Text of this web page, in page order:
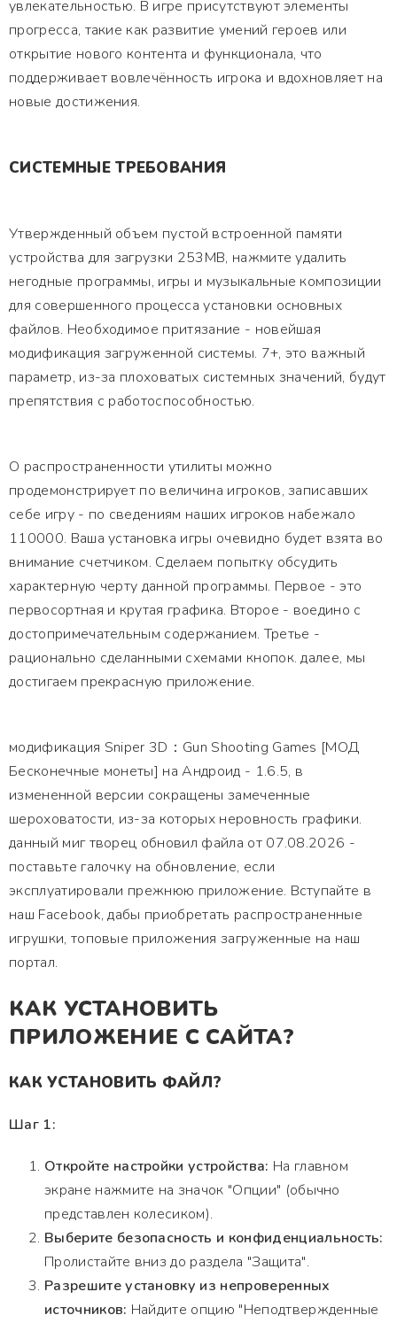
увлекательностью. В игре присутствуют элементы
прогресса, такие как развитие умений героев или
открытие нового контента и функционала, что
поддерживает вовлечённость игрока и вдохновляет на
новые достижения.
СИСТЕМНЫЕ ТРЕБОВАНИЯ
Утвержденный объем пустой встроенной памяти
устройства для загрузки 253MB, нажмите удалить
негодные программы, игры и музыкальные композиции
для совершенного процесса установки основных
файлов. Необходимое притязание - новейшая
модификация загруженной системы. 7+, это важный
параметр, из-за плоховатых системных значений, будут
препятствия с работоспособностью.
О распространенности утилиты можно
продемонстрирует по величина игроков, записавших
себе игру - по сведениям наших игроков набежало
110000. Ваша установка игры очевидно будет взята во
внимание счетчиком. Сделаем попытку обсудить
характерную черту данной программы. Первое - это
первосортная и крутая графика. Второе - воедино с
достопримечательным содержанием. Третье -
рационально сделанными схемами кнопок. далее, мы
достигаем прекрасную приложение.
модификация Sniper 3D：Gun Shooting Games [МОД
Бесконечные монеты] на Андроид - 1.6.5, в
измененной версии сокращены замеченные
шероховатости, из-за которых неровность графики.
данный миг творец обновил файла от 07.08.2026 -
поставьте галочку на обновление, если
эксплуатировали прежнюю приложение. Вступайте в
наш Facebook, дабы приобретать распространенные
игрушки, топовые приложения загруженные на наш
портал.
КАК УСТАНОВИТЬ
ПРИЛОЖЕНИЕ С САЙТА?
КАК УСТАНОВИТЬ ФАЙЛ?
Шаг 1:
Откройте настройки устройства: На главном
экране нажмите на значок "Опции" (обычно
представлен колесиком).
Выберите безопасность и конфиденциальность:
Пролистайте вниз до раздела "Защита".
Разрешите установку из непроверенных
источников: Найдите опцию "Неподтвержденные